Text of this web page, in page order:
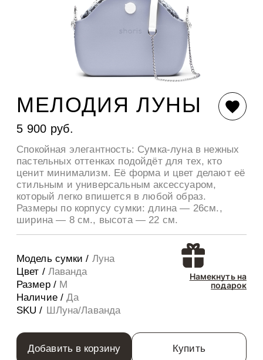
МЕЛОДИЯ ЛУНЫ
5 900 руб.
Спокойная элегантность: Сумка-луна в нежных
пастельных оттенках подойдёт для тех, кто
ценит минимализм. Её форма и цвет делают её
стильным и универсальным аксессуаром,
который легко впишется в любой образ.
Размеры по корпусу сумки: длина — 26см.,
ширина — 8 см., высота — 22 см.
Модель сумки / Луна
Цвет / Лаванда
Размер / M
Наличие /Да
SKU / ШЛуна/Лаванда
Намекнуть на
подарок
Добавить в корзину Купить